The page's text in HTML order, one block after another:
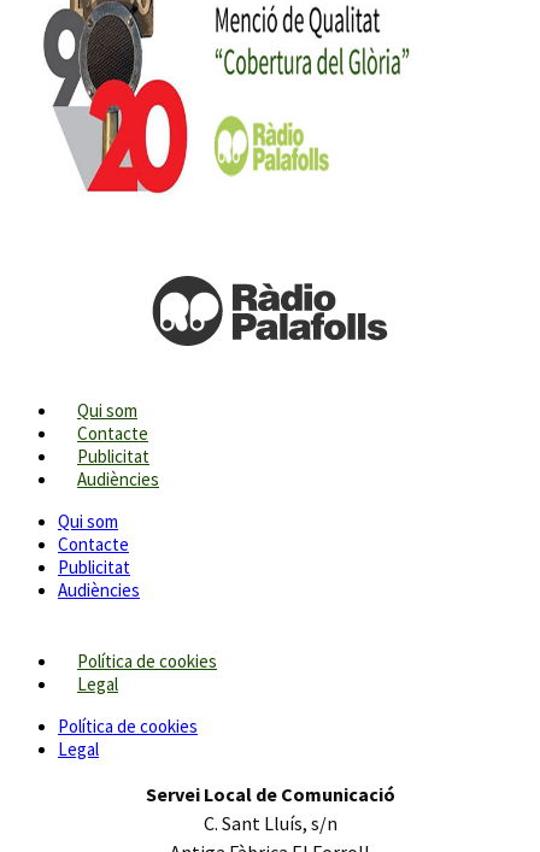
Qui som
Contacte
Publicitat
Audiències
Qui som
Contacte
Publicitat
Audiències
Política de cookies
Legal
Política de cookies
Legal
Servei Local de Comunicació
C. Sant Lluís, s/n